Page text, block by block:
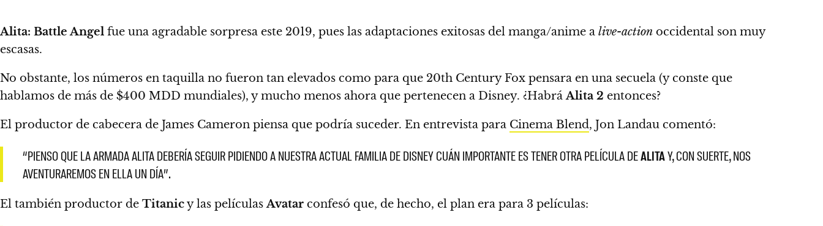
Alita: Battle Angel fue una agradable sorpresa este 2019, pues las adaptaciones exitosas del manga/anime a live-action occidental son muy
escasas.
No obstante, los números en taquilla no fueron tan elevados como para que 20th Century Fox pensara en una secuela (y conste que
hablamos de más de $400 MDD mundiales), y mucho menos ahora que pertenecen a Disney. ¿HabráAlita 2 entonces?
El productor de cabecera de James Cameron piensa que podría suceder. En entrevista para Cinema Blend, Jon Landau comentó:
“PIENSO QUE LA ARMADA ALITA DEBERÍA SEGUIR PIDIENDO A NUESTRA ACTUAL FAMILIA DE DISNEY CUÁN IMPORTANTE ES TENER OTRA PELÍCULA DEALITAY, CON SUERTE, NOS
AVENTURAREMOS EN ELLA UN DÍA”.
El también productor de Titanicy las películasAvatar confesó que, de hecho, el plan era para 3 películas: